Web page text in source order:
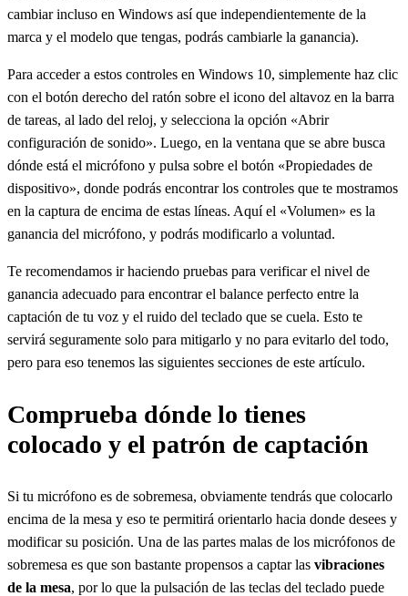
cambiar incluso en Windows así que independientemente de la
marca y el modelo que tengas, podrás cambiarle la ganancia).
Para acceder a estos controles en Windows 10, simplemente haz clic
con el botón derecho del ratón sobre el icono del altavoz en la barra
de tareas, al lado del reloj, y selecciona la opción «Abrir
configuración de sonido». Luego, en la ventana que se abre busca
dónde está el micrófono y pulsa sobre el botón «Propiedades de
dispositivo», donde podrás encontrar los controles que te mostramos
en la captura de encima de estas líneas. Aquí el «Volumen» es la
ganancia del micrófono, y podrás modificarlo a voluntad.
Te recomendamos ir haciendo pruebas para verificar el nivel de
ganancia adecuado para encontrar el balance perfecto entre la
captación de tu voz y el ruido del teclado que se cuela. Esto te
servirá seguramente solo para mitigarlo y no para evitarlo del todo,
pero para eso tenemos las siguientes secciones de este artículo.
Comprueba dónde lo tienes
colocado y el patrón de captación
Si tu micrófono es de sobremesa, obviamente tendrás que colocarlo
encima de la mesa y eso te permitirá orientarlo hacia donde desees y
modificar su posición. Una de las partes malas de los micrófonos de
sobremesa es que son bastante propensos a captar las vibraciones
de la mesa, por lo que la pulsación de las teclas del teclado puede